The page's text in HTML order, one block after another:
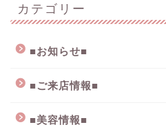
カテゴリー
■お知らせ■
■ご来店情報■
■美容情報■